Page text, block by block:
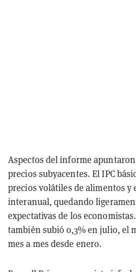
Aspectos del informe
precios subyacentes. El IPC
precios volátiles de alimentos y
interanual, quedando
expectativas de los
también subió 0,3% en julio, el
mes a mes desde enero.